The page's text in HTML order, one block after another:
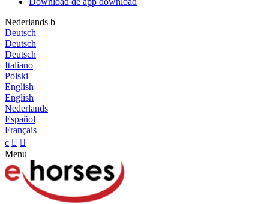
Nederlands b
Deutsch
Deutsch
Deutsch
Italiano
Polski
English
English
Nederlands
Español
Français
c  
Menu